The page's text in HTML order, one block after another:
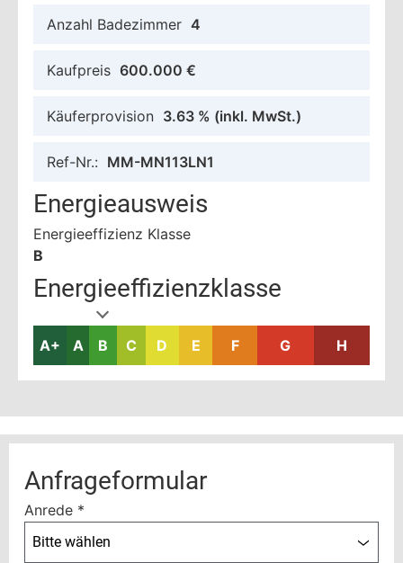
Anzahl Badezimmer 4
Kaufpreis 600.000 €
Käuferprovision 3.63 % (inkl. MwSt.)
Ref-Nr.: MM-MN113LN1
Energieausweis
Energieeffizienz Klasse
B
Energieeffizienzklasse
A+ A B C D E F G H
Anfrageformular
Anrede *
Bitte wählen